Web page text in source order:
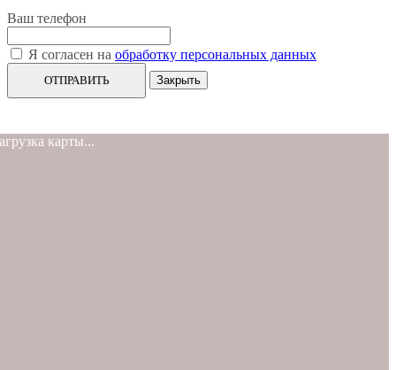
Ваш телефон
Я согласен на обработку персональных данных
ОТПРАВИТЬ Закрыть
карты...